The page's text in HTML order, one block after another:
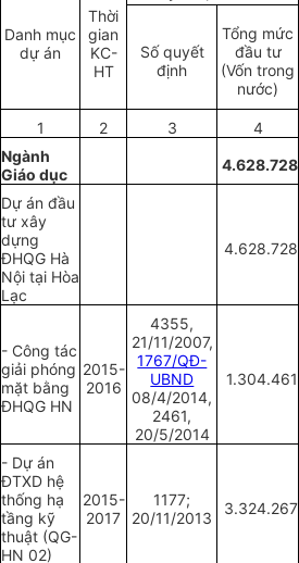
Danh mục
dự án
Thời
gian
KC-
HT
Số quyết
định
Tổng mức
đầu tư
(Vốn trong
nước)
1 2 3 4
Ngành
Giáo dục
4.628.728
Dự án đầu
tưxây
dựng
ĐHQG Hà
Nội tại Hòa
Lạc
4.628.728
- Công tác
giải phóng
mặt bằng
ĐHQG HN
2015-
2016
4355,
21/11/2007,
1767/QĐ-
UBND
08/4/2014,
2461,
20/5/2014
1.304.461
- Dự án
ĐTXD hệ
thống hạ
tầng kỹ
thuật (QG-
HN 02)
2015-
2017
1177;
20/11/2013
3.324.267